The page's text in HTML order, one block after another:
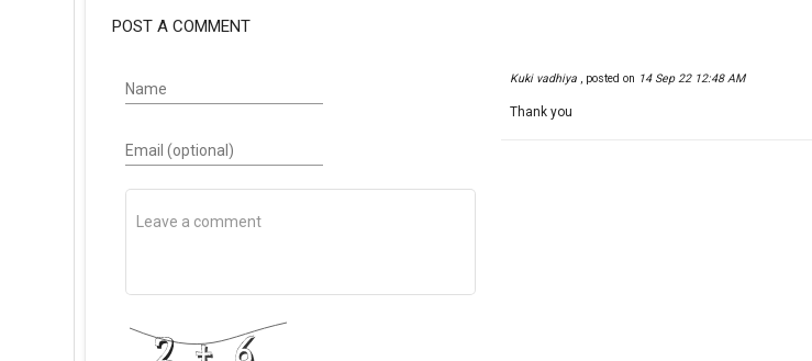
POST A COMMENT
Name
Email (optional)
Kuki vadhiya ,posted on 14 Sep 22 12:48 AM
Thank you